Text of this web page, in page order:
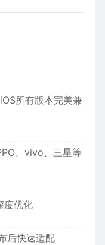
所有版本完美兼
、vivo、三星等
度优化
后快速适配